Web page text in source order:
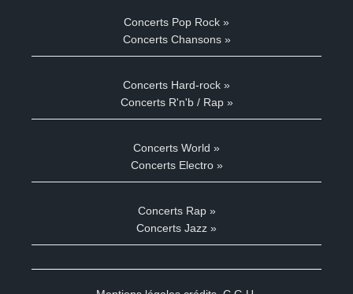
Concerts Pop Rock »
Concerts Chansons »
Concerts Hard-rock »
Concerts R'n'b / Rap »
Concerts World »
Concerts Electro »
Concerts Rap »
Concerts Jazz »